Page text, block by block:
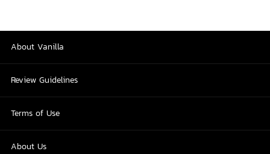
About Vanilla
Review Guidelines
Terms of Use
About Us